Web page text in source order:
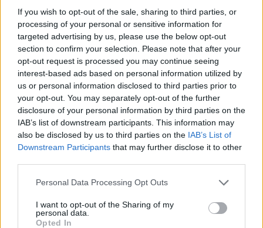
If you wish to opt-out of the sale, sharing to third parties, or
processing of your personal or sensitive information for
targeted advertising by us, please use the below opt-out
section to confirm your selection. Please note that after your
opt-out request is processed you may continue seeing
interest-based ads based on personal information utilized by
us or personal information disclosed to third parties prior to
your opt-out. You may separately opt-out of the further
disclosure of your personal information by third parties on the
IAB’s list of downstream participants. This information may
also be disclosed by us to third parties on the IAB’s List of
Downstream Participants that may further disclose it to other
Personal Data Processing Opt Outs
I want to opt-out of the Sharing of my
personal data.
Opted In
Székelyhon
Letartóztattak egy férfit, aki
hónapokon át létesített
szexuális kapcsolatot egy
kiskorú lánnyal
Székely Sport
Visszavonul a Brassóban és
Csíkszeredában is védő kapus
Nőileg